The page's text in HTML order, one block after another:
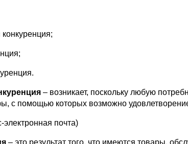
– возникает, поскольку любую
с помощью которых возможно
почта)
– это результат того, что имеются товары,